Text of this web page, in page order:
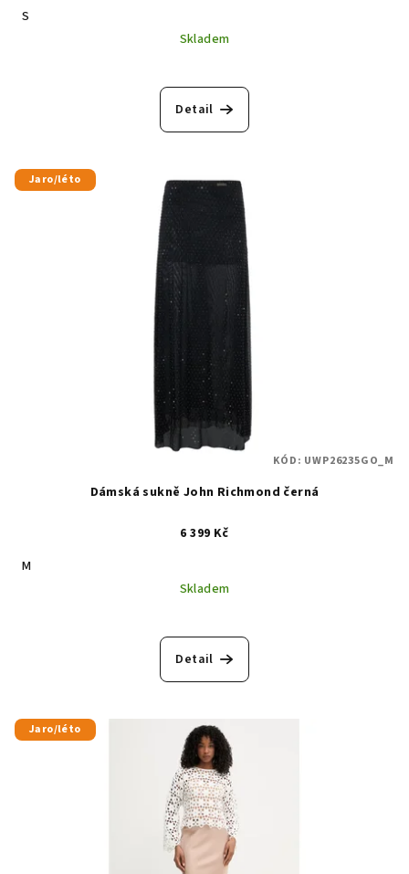
S
Skladem
Detail
Jaro/léto
Dámská sukně John Richmond černá
6 399 Kč
M
Skladem
Detail
KÓD: UWP26235GO_M
Jaro/léto